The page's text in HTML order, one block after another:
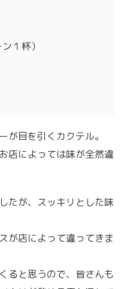
１杯）
が目を引くカクテル。
店によっては味が全然違
たが、スッキリとした味
が店によって違ってきま
ると思うので、皆さんも